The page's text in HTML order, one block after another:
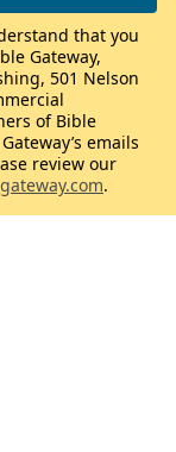
that you
Gateway,
501 Nelson
of Bible
emails
review our
.